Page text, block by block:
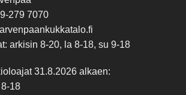
279 7070
arkisin 8-20, la 8-18, su 9-18
31.8.2026 alkaen:
18